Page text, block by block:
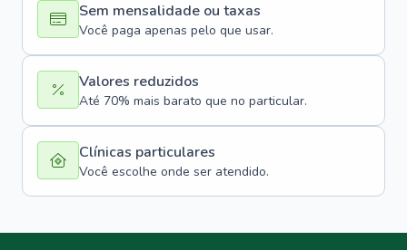
Sem mensalidade ou taxas
Você paga apenas pelo que usar.
Valores reduzidos
Até 70% mais barato que no particular.
Clínicas particulares
Você escolhe onde ser atendido.